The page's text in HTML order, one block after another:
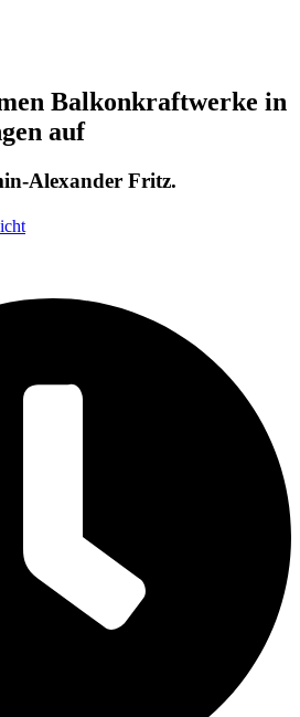
Balkonkraftwerke in
auf
Alexander Fritz.